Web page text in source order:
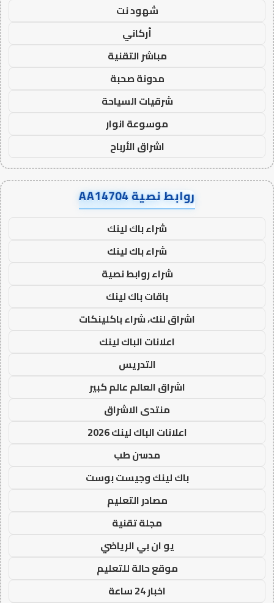
شهود نت
أركاني
مباشر التقنية
مدونة صحبة
شرقيات السياحة
موسوعة انوار
اشراق الأرباح
روابط نصية AA14704
شراء باك لينك
شراء باك لينك
شراء روابط نصية
باقات باك لينك
اشراق لنك، شراء باكلينكات
اعلانات الباك لينك
التدريس
اشراق العالم عالم كبير
منتدى الاشراق
اعلانات الباك لينك 2026
مدسن طب
باك لينك وجيست بوست
مصادر التعليم
مجلة تقنية
يو ان بي الرياضي
موقع حالة للتعليم
اخبار 24 ساعة